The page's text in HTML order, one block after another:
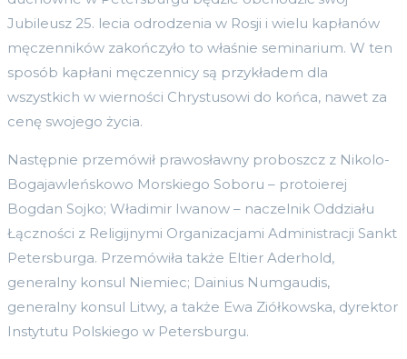
Jubileusz 25. lecia odrodzenia w Rosji i wielu kapłanów
męczenników zakończyło to właśnie seminarium. W ten
sposób kapłani męczennicy są przykładem dla
wszystkich w wierności Chrystusowi do końca, nawet za
cenę swojego życia.
Następnie przemówił prawosławny proboszcz z Nikolo-
Bogajawleńskowo Morskiego Soboru – protoierej
Bogdan Sojko; Władimir Iwanow – naczelnik Oddziału
Łączności z Religijnymi Organizacjami Administracji Sankt
Petersburga. Przemówiła także Eltier Aderhold,
generalny konsul Niemiec; Dainius Numgaudis,
generalny konsul Litwy, a także Ewa Ziółkowska, dyrektor
Instytutu Polskiego w Petersburgu.